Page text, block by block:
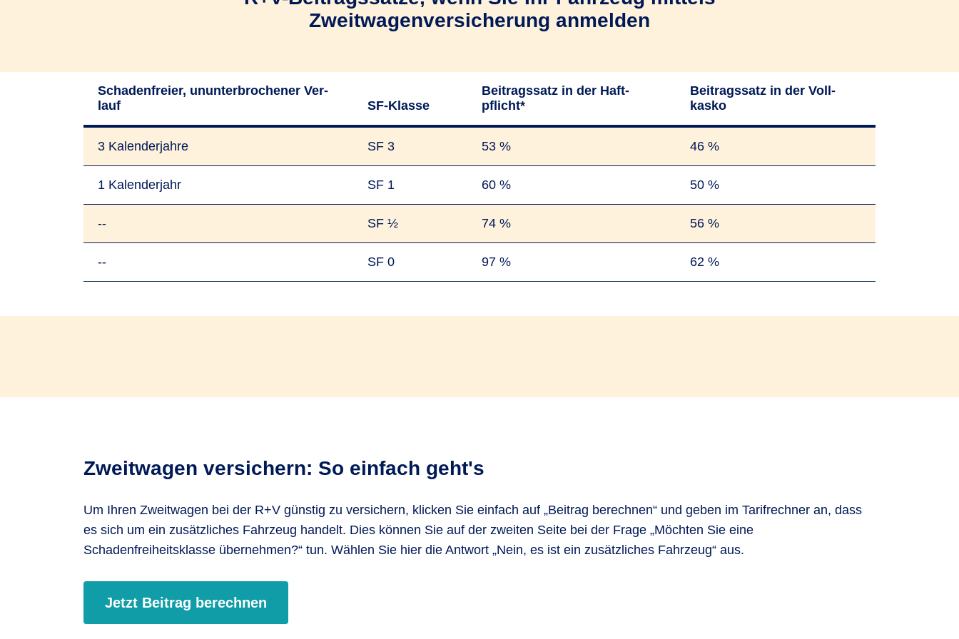
Zweitwagenversicherung anmelden
Schaden­freier, un­unter­bro­che­ner Ver­
lauf
SF-Klasse
Beitrags­satz in der Haft­
pflicht*
Beitrags­satz in der Voll­
kasko
3 Kalender­jahre SF 3 53 % 46 %
1 Kalender­jahr SF 1 60 % 50 %
-- SF ½ 74 % 56 %
-- SF 0 97 % 62 %
Zweitwagen versichern: So einfach geht's
Um Ihren Zweitwagen bei der R+V günstig zu versichern, klicken Sie einfach auf „Beitrag berechnen“ und geben im Tarifrechner an, dass
es sich um ein zusätzliches Fahrzeug handelt. Dies können Sie auf der zweiten Seite bei der Frage „Möchten Sie eine
Schadenfreiheitsklasse übernehmen?“ tun. Wählen Sie hier die Antwort „Nein, es ist ein zusätzliches Fahrzeug“ aus.
Jetzt Beitrag berechnen